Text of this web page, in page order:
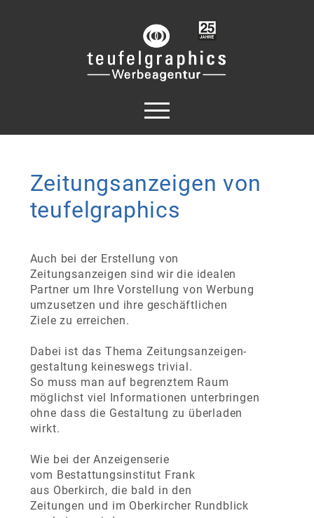
Zeitungsanzeigen von
teufelgraphics
Auch bei der Erstellung von
Zeitungsanzeigen sind wir die idealen
Partner um Ihre Vorstellung von Werbung
umzusetzen und ihre geschäftlichen
Ziele zu erreichen.
Dabei ist das Thema Zeitungsanzeigen-
gestaltung keineswegs trivial.
So muss man auf begrenztem Raum
möglichst viel Informationen unterbringen
ohne dass die Gestaltung zu überladen
wirkt.
Wie bei der Anzeigenserie
vom Bestattungsinstitut Frank
aus Oberkirch, die bald in den
Zeitungen und im Oberkircher Rundblick